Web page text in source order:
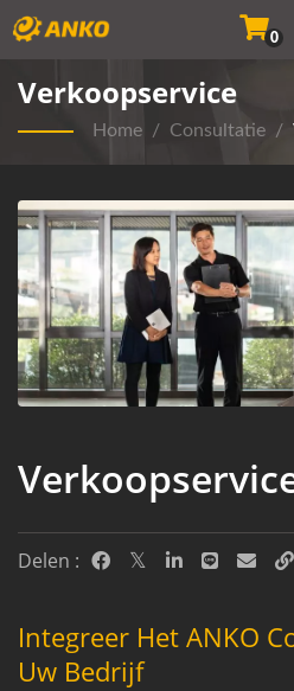
0
Verkoopservice
Home / Consultatie /
Delen :
Integreer Het ANKO
Uw Bedrijf